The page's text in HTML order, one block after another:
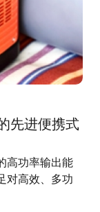
先进便携式
高功率输出能
对高效、多功